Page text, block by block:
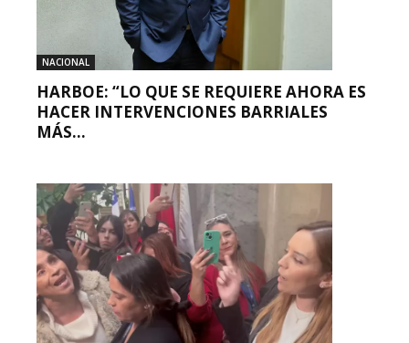
NACIONAL
HARBOE: “LO QUE SE REQUIERE AHORA ES
HACER INTERVENCIONES BARRIALES
MÁS...